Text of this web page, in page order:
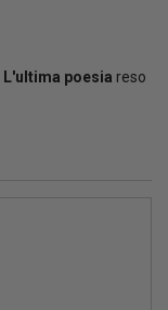
L'ultima poesia reso